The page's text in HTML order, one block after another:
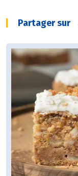
Partager sur